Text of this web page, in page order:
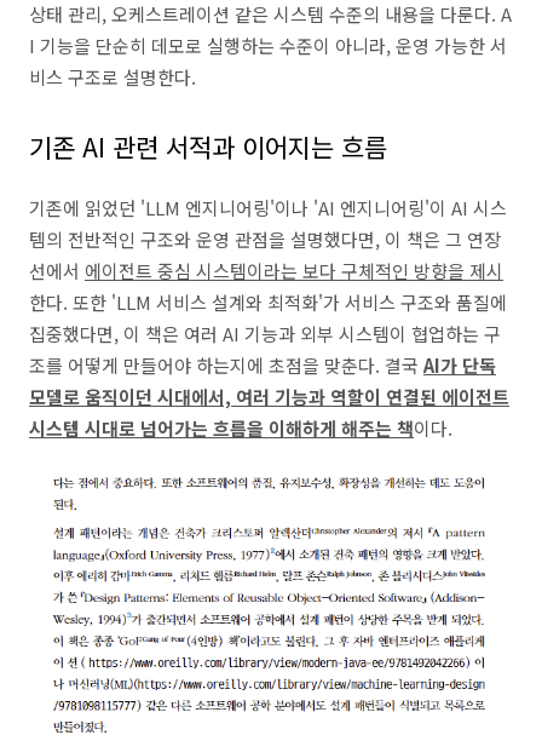
상태 관리, 오케스트레이션 같은 시스템 수준의 내용을 다룬다. A
I 기능을 단순히 데모로 실행하는 수준이 아니라, 운영 가능한 서
비스 구조로 설명한다.
기존 AI 관련 서적과 이어지는 흐름
기존에 읽었던 'LLM 엔지니어링'이나 'AI 엔지니어링'이 AI 시스
템의 전반적인 구조와 운영 관점을 설명했다면, 이 책은 그 연장
선에서 에이전트 중심 시스템이라는 보다 구체적인 방향을 제시
한다. 또한 'LLM 서비스 설계와 최적화'가 서비스 구조와 품질에
집중했다면, 이 책은 여러 AI 기능과 외부 시스템이 협업하는 구
조를 어떻게 만들어야 하는지에 초점을 맞춘다. 결국 AI가 단독
모델로 움직이던 시대에서, 여러 기능과 역할이 연결된 에이전트
시스템 시대로 넘어가는 흐름을 이해하게 해주는 책이다.